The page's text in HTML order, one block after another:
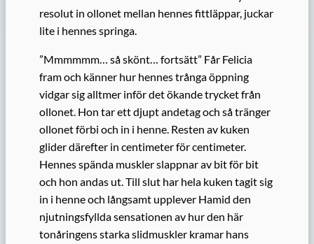
resolut in ollonet mellan hennes fittläppar, juckar
lite i hennes springa.
”Mmmmmm… så skönt… fortsätt” Får Felicia
fram och känner hur hennes trånga öppning
vidgar sig alltmer inför det ökande trycket från
ollonet. Hon tar ett djupt andetag och så tränger
ollonet förbi och in i henne. Resten av kuken
glider därefter in centimeter för centimeter.
Hennes spända muskler slappnar av bit för bit
och hon andas ut. Till slut har hela kuken tagit sig
in i henne och långsamt upplever Hamid den
njutningsfyllda sensationen av hur den här
tonåringens starka slidmuskler kramar hans